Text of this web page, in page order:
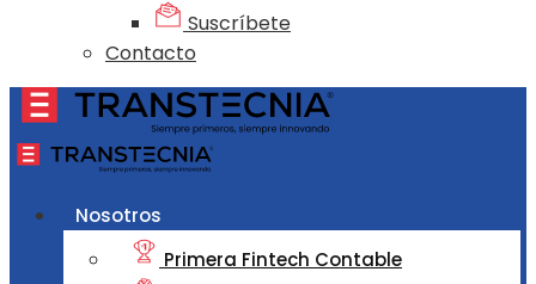
Suscríbete
Contacto
Nosotros
Primera Fintech Contable